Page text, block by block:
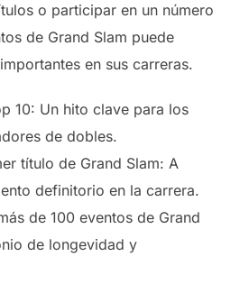
o participar en un número
de Grand Slam puede
en sus carreras.
10: Un hito clave para los
de dobles.
título de Grand Slam: A
definitorio en la carrera.
de 100 eventos de Grand
de longevidad y